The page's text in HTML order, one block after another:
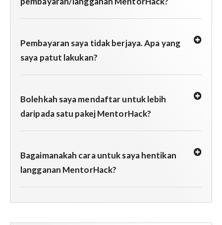
Pembayaran saya tidak berjaya. Apa yang
saya patut lakukan?
Bolehkah saya mendaftar untuk lebih
daripada satu pakej MentorHack?
Bagaimanakah cara untuk saya hentikan
langganan MentorHack?